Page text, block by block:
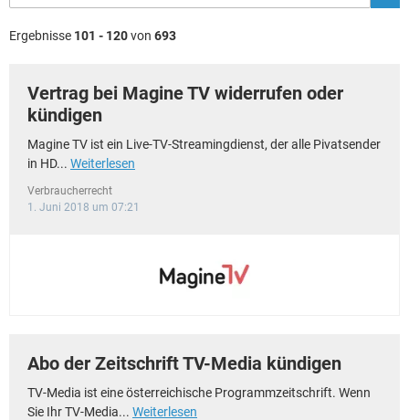
Ergebnisse 101 - 120von 693
Vertrag bei Magine TV widerrufen oder
kündigen
Magine TV ist ein Live-TV-Streamingdienst, der alle Pivatsender
in HD... Weiterlesen
Verbraucherrecht
1. Juni 2018 um 07:21
Abo der Zeitschrift TV-Media kündigen
TV-Media ist eine österreichische Programmzeitschrift. Wenn
Sie Ihr TV-Media... Weiterlesen